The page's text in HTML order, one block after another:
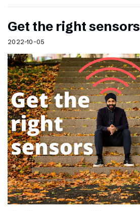
Get the right sensors
2022-10-05